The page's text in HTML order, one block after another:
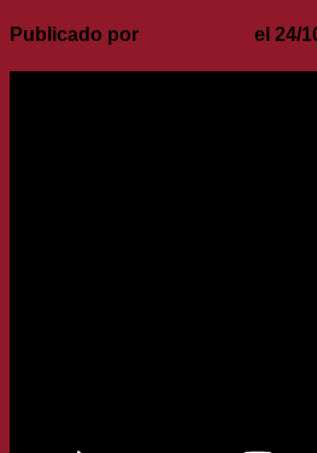
Publicado por el 24/